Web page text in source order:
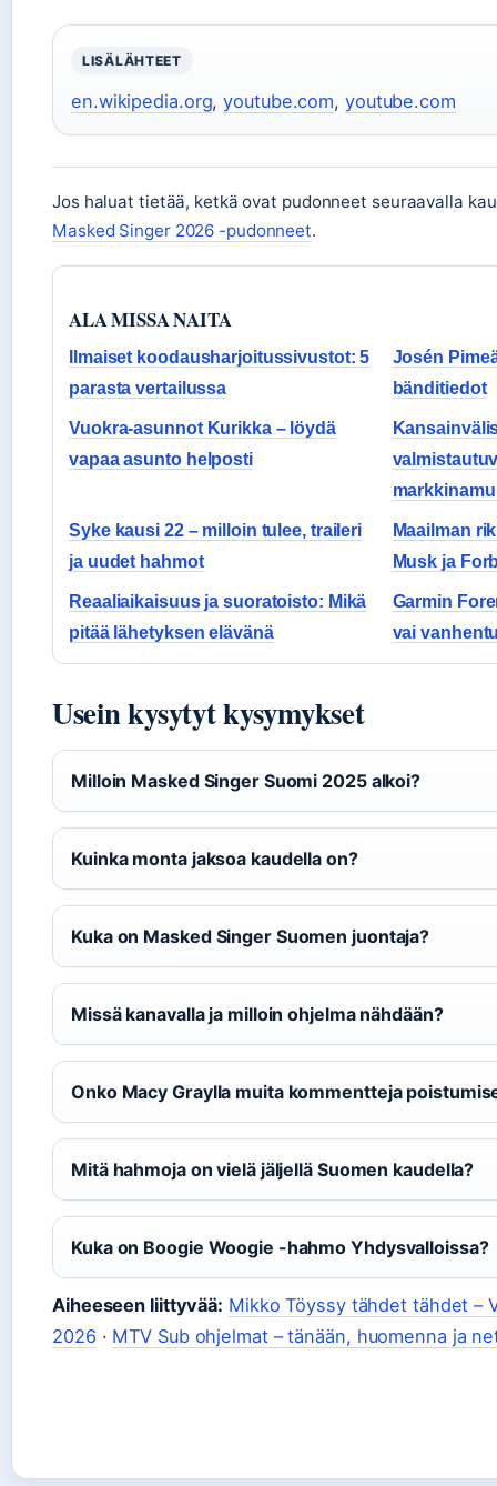
LISÄLÄHTEET
en.wikipedia.org,youtube.com, youtube.com
Jos haluat tietää, ketkä ovat pudonneet seuraavalla
Masked Singer 2026 -pudonneet.
ALA MISSA NAITA
Ilmaiset koodausharjoitussivustot: 5
parasta vertailussa
Josén
bänditiedot
Vuokra-asunnot Kurikka – löydä
vapaa asunto helposti
Syke kausi 22 – milloin tulee, traileri
ja uudet hahmot
Maailman
Musk ja
Reaaliaikaisuus ja suoratoisto: Mikä
pitää lähetyksen elävänä
Garmin
vai
Usein kysytyt kysymykset
Milloin Masked Singer Suomi 2025 alkoi?
Kuinka monta jaksoa kaudella on?
Kuka on Masked Singer Suomen juontaja?
Missä kanavalla ja milloin ohjelma nähdään?
Onko Macy Graylla muita kommentteja
Mitä hahmoja on vielä jäljellä Suomen kaudella?
Kuka on Boogie Woogie -hahmo Yhdysvalloissa?
Aiheeseen liittyvää: Mikko Töyssy tähdet tähdet –
2026 · MTV Sub ohjelmat – tänään, huomenna ja